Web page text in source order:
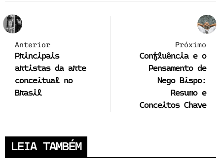
Anterior
Principais
artistas da arte
conceitual no
Brasil
Próximo
Confluência e o
Pensamento de
Nego Bispo:
Resumo e
Conceitos Chave
LEIA TAMBÉM